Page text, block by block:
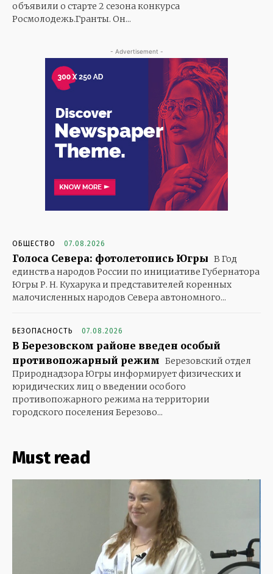
объявили о старте 2 сезона конкурса
Росмолодежь.Гранты. Он...
- Advertisement -
ОБЩЕСТВО 07.08.2026
Голоса Севера: фотолетопись Югры В Год
единства народов России по инициативе Губернатора
Югры Р. Н. Кухарука и представителей коренных
малочисленных народов Севера автономного...
БЕЗОПАСНОСТЬ 07.08.2026
В Березовском районе введен особый
противопожарный режим Березовский отдел
Природнадзора Югры информирует физических и
юридических лиц о введении особого
противопожарного режима на территории
городского поселения Березово...
Must read